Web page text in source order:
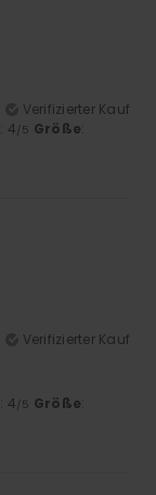
Verifizierter Kauf
: 4 /5 Größe:
Verifizierter Kauf
: 4 /5 Größe: